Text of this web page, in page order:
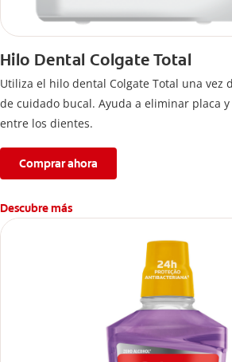
Hilo Dental Colgate Total
Utiliza el hilo dental Colgate Total una vez
de cuidado bucal. Ayuda a eliminar placa
entre los dientes.
Comprar ahora
Descubre más